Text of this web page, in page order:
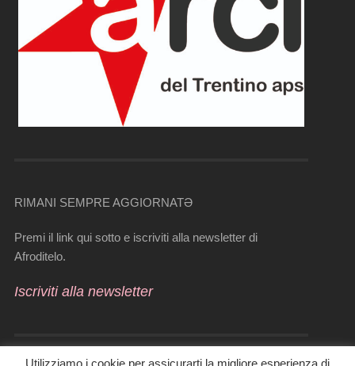
RIMANI SEMPRE AGGIORNATƏ
Premi il link qui sotto e iscriviti alla newsletter di
Afroditelo.
Iscriviti alla newsletter